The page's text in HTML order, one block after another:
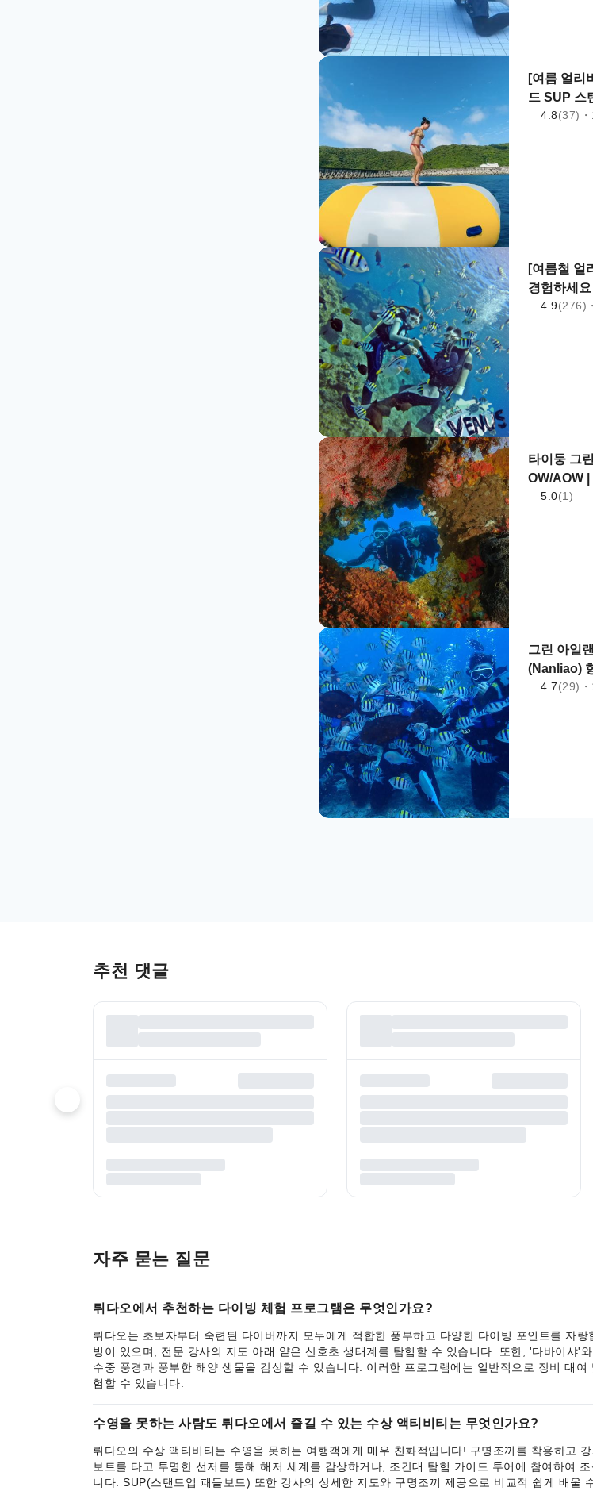
[여름 얼리
드 SUP 스
다이빙 센
4.8(37)
[여름철 얼
경험하세
4.9(276)
타이둥 그
OW/AOW
5.0(1)
그린 아일
(Nanliao)
4.7(29)
추천 댓글
자주 묻는 질문
뤼다오에서 추천하는 다이빙 체험 프로그램은 무엇인가요?
뤼다오는 초보자부터 숙련된 다이버까지 모두에게 적합한 풍부하고 다양한 다이빙 포인트를 자
빙이 있으며, 전문 강사의 지도 아래 얕은 산호초 생태계를 탐험할 수 있습니다. 또한, '다바이샤'
수중 풍경과 풍부한 해양 생물을 감상할 수 있습니다. 이러한 프로그램에는 일반적으로 장비 대
험할 수 있습니다.
수영을 못하는 사람도 뤼다오에서 즐길 수 있는 수상 액티비티는 무엇인가요?
뤼다오의 수상 액티비티는 수영을 못하는 여행객에게 매우 친화적입니다! 구명조끼를 착용하고
보트를 타고 투명한 선저를 통해 해저 세계를 감상하거나, 조간대 탐험 가이드 투어에 참여하여
니다. SUP(스탠드업 패들보드) 또한 강사의 상세한 지도와 구명조끼 제공으로 비교적 쉽게 배울